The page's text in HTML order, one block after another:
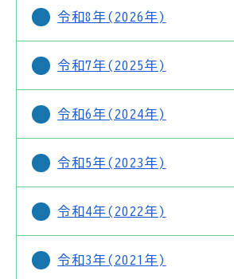
令和8年(2026年)
令和7年(2025年)
令和6年(2024年)
令和5年(2023年)
令和4年(2022年)
令和3年(2021年)